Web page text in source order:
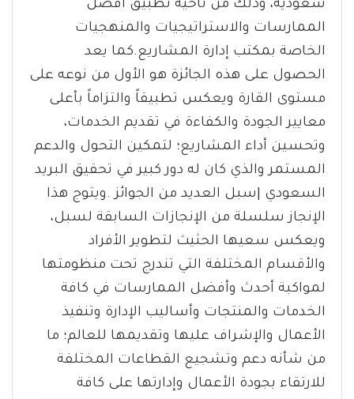
سعودية، وذلك من ناحية تطبيق أفضل
الممارسات والاستراتيجيات والمنهجيات
الخاصة بمكتب إدارة المشاريع.كما يعد
الحصول على هذه الجائزة هو الأول من نوعه على
مستوى القارة ويعكس تطبيقاً والتزاماً بأعلى
معايير الجودة والكفاءة في تقديم الخدمات،
وتحسين أداء المشاريع؛ لتمكين التحول والدعم
المستمر والذي كان له دور كبير في تحقيق البريد
السعودي |سبل العديد من الجوائز .ويتوج هذا
الإنجاز سلسلة من الإنجازات السابقة لسبل،
ويعكس سعيها الحثيث لتطوير الأفراد
والأقسام المختلفة التي تندرج تحت منظومتها
لمواكبة أحدث وأفضل الممارسات في كافة
الخدمات والمنتجات وأساليب الإدارة وتنفيذ
الأعمال والإشراف عليها وتقديمها للعالم؛ ما
من شأنه دعم وتشجيع القطاعات المختلفة
للارتقاء بجودة الأعمال وإدارتها على كافة